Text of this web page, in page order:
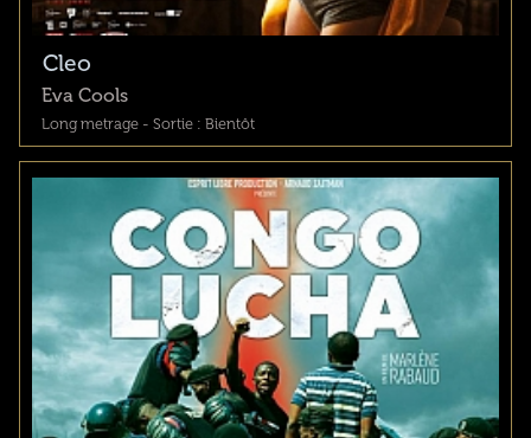
Cleo
Eva Cools
Long metrage - Sortie : Bientôt